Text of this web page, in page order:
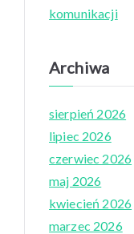
komunikacji
Archiwa
sierpień 2026
lipiec 2026
czerwiec 2026
maj 2026
kwiecień 2026
marzec 2026